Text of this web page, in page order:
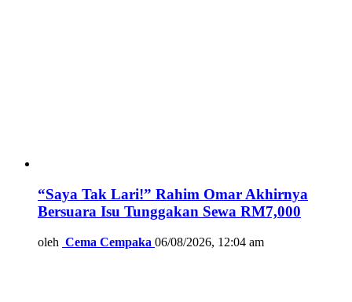
“Saya Tak Lari!” Rahim Omar Akhirnya
Bersuara Isu Tunggakan Sewa RM7,000
oleh Cema Cempaka 06/08/2026, 12:04 am